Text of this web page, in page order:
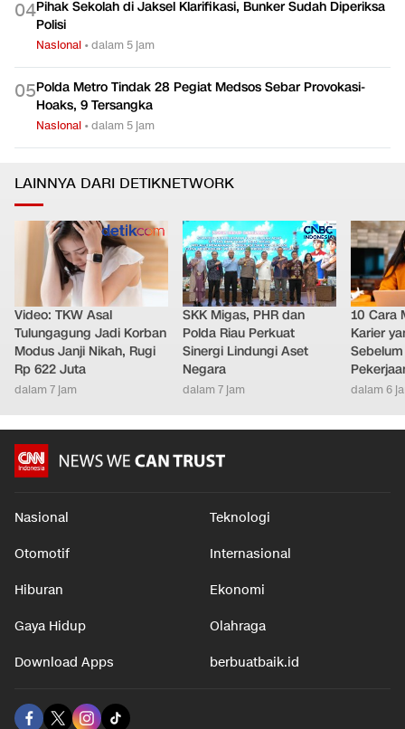
04Pihak Sekolah di Jaksel Klarifikasi, Bunker Sudah Diperiksa
Polisi
Nasional •dalam 5 jam
05Polda Metro Tindak 28 Pegiat Medsos Sebar Provokasi-
Hoaks, 9 Tersangka
Nasional •dalam 5 jam
LAINNYA DARI DETIKNETWORK
Video: TKW Asal
Tulungagung Jadi Korban
Modus Janji Nikah, Rugi
Rp 622 Juta
dalam 7 jam
SKK Migas, PHR dan
Polda Riau Perkuat
Sinergi Lindungi Aset
Negara
dalam 7 jam
10 Cara
Karier
dalam 6
Nasional Teknologi
Otomotif Internasional
Hiburan Ekonomi
Gaya Hidup Olahraga
Download Apps berbuatbaik.id